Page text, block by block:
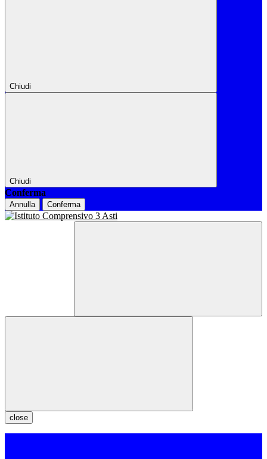
Chiudi
Chiudi
Conferma
Annulla Conferma
close